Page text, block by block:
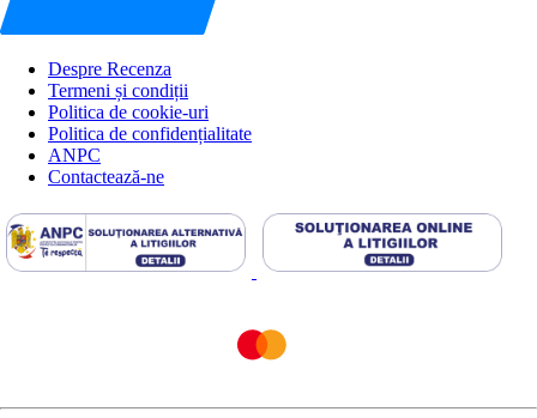
Despre Recenza
Termeni și condiții
Politica de cookie-uri
Politica de confidențialitate
ANPC
Contactează-ne